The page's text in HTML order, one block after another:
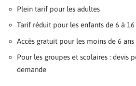
Plein tarif pour les adultes
Tarif réduit pour les enfants de 6 à 16
Accès gratuit pour les moins de 6 ans
Pour les groupes et scolaires : devis
demande